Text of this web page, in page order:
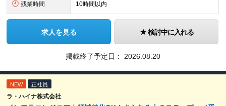
残業時間 10時間以内
求人を見る 検討中に入れる
掲載終了予定日： 2026.08.20
NEW 正社員
ラ・ハイナ株式会社